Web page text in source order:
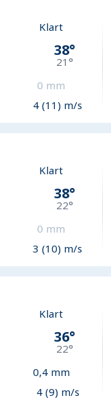
Klart
38°
21°
0 mm
4 (11) m/s
Klart
38°
22°
0 mm
3 (10) m/s
Klart
36°
22°
0,4mm
4 (9) m/s